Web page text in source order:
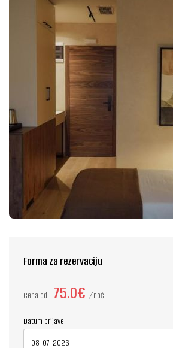
Forma za rezervaciju
Cena od 75.0€ noć
Datum prijave